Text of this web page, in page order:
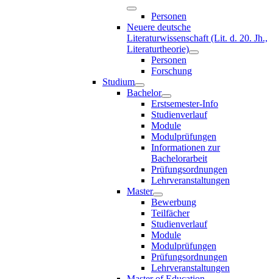
Personen
Neuere deutsche
Literaturwissenschaft (Lit. d. 20. Jh.,
Literaturtheorie)
Personen
Forschung
Studium
Bachelor
Erstsemester-Info
Studienverlauf
Module
Modulprüfungen
Informationen zur
Bachelorarbeit
Prüfungsordnungen
Lehrveranstaltungen
Master
Bewerbung
Teilfächer
Studienverlauf
Module
Modulprüfungen
Prüfungsordnungen
Lehrveranstaltungen